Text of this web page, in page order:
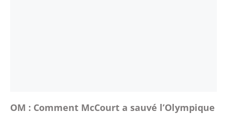
OM : Comment McCourt a sauvé l’Olympique